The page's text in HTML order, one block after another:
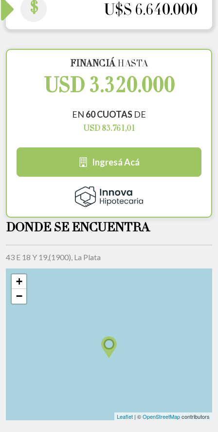
$ U$S 6.640.000
FINANCIÁHASTA
USD 3.320.000
EN 60 CUOTAS DE
USD 83.761,01
Ingresá Acá
DONDE SE ENCUENTRA
43 E 18 Y 19,(1900), La Plata
+
−
Leaflet | ©OpenStreetMapcontributors